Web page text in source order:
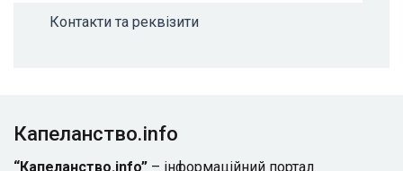
Контакти та реквізити
Капеланство.info
“Капеланство.info” – інформаційний портал